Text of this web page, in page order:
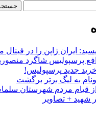
ایران ژاپن را در فینال
پرسپولیس شاگرد
خرید جدید پرسپولیس!
به لیگ برتر برگشت
از قیام مردم شهرستان
شهید + تصاویر